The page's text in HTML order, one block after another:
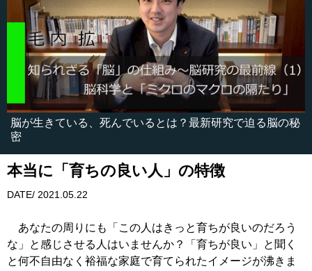
脳が生きている、死んでいるとは？最新研究で迫る脳の秘
密
本当に「育ちの良い人」の特徴
DATE/ 2021.05.22
あなたの周りにも「この人はきっと育ちが良いのだろう
な」と感じさせる人はいませんか？「育ちが良い」と聞く
と何不自由なく裕福な家庭で育てられたイメージが沸きま